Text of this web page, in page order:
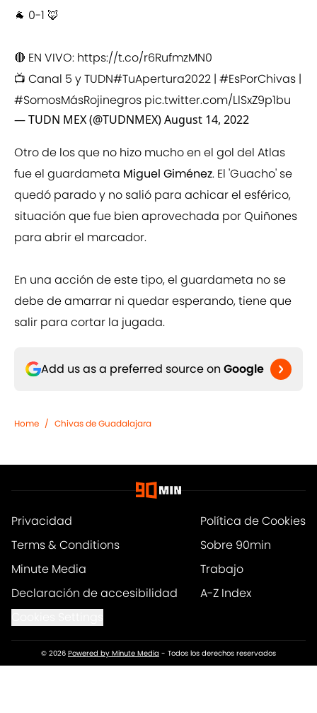
🐐 0-1 🦊
🔴 EN VIVO: https://t.co/r6RufmzMN0
📺 Canal 5 y TUDN#TuApertura2022 | #EsPorChivas |
#SomosMásRojinegros pic.twitter.com/LlSxZ9p1bu
— TUDN MEX (@TUDNMEX)August 14, 2022
Otro de los que no hizo mucho en el gol del Atlas
fue el guardameta Miguel Giménez. El 'Guacho' se
quedó parado y no salió para achicar el esférico,
situación que fue bien aprovechada por Quiñones
para abrir el marcador.
En una acción de este tipo, el guardameta no se
debe de amarrar ni quedar esperando, tiene que
salir para cortar la jugada.
Add us as a preferred source on Google
Home / Chivas de Guadalajara
Privacidad
Política de Cookies
Terms & Conditions
Sobre 90min
Minute Media
Trabajo
Declaración de accesibilidad
A-Z Index
© 2026 Powered by Minute Media - Todos los derechos reservados